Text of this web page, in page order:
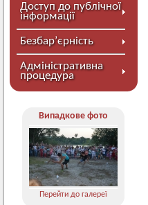
Доступ до публічної
інформації
Безбар’єрність
Адміністративна
процедура
Випадкове фото
Перейти до галереї